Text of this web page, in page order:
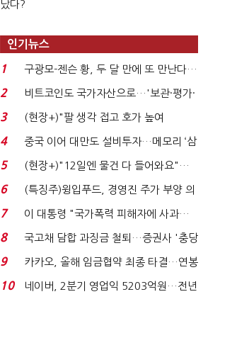
났다?
인기뉴스
1
구광모-젠슨 황, 두 달 만에 또 만난다…
로봇·AI 등 논...
2
비트코인도 국가자산으로…'보관·평가·
처분' 기준은 ...
3
(현장+)"팔 생각 접고 호가 높여
요"…'덜 똘똘한 한 채' 20...
4
중국 이어 대만도 설비투자…메모리 ‘삼
국전쟁’
5
(현장+)"12일엔 물건 다 들어와요"…
빈 매대 채우며 문 연 ...
6
(특징주)윙입푸드, 경영진 주가 부양 의
지에 상한가...
7
이 대통령 "국가폭력 피해자에 사과…
적극적 조사로 진...
8
국고채 담합 과징금 철퇴…증권사 '충당
금 폭탄' 우려...
9
카카오, 올해 임금협약 최종 타결…연봉
6.3% 인상·격려...
10
네이버, 2분기 영업익 5203억원…전년